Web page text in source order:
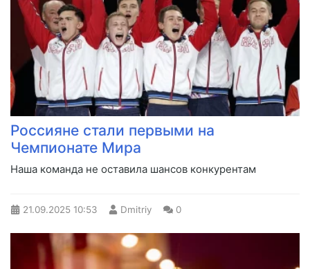
Россияне стали первыми на
Чемпионате Мира
Наша команда не оставила шансов конкурентам
21.09.2025 10:53 Dmitriy 0